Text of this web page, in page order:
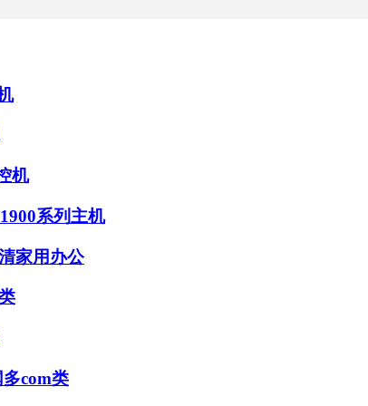
机
系列主机
家用办公
com类